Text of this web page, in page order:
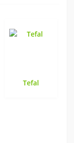
Tefal